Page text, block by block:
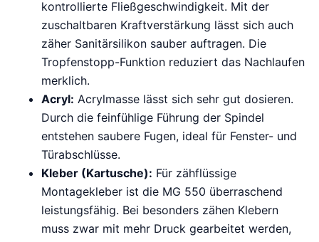
kontrollierte Fließgeschwindigkeit. Mit der
zuschaltbaren Kraftverstärkung lässt sich auch
zäher Sanitärsilikon sauber auftragen. Die
Tropfenstopp-Funktion reduziert das Nachlaufen
merklich.
Acryl: Acrylmasse lässt sich sehr gut dosieren.
Durch die feinfühlige Führung der Spindel
entstehen saubere Fugen, ideal für Fenster- und
Türabschlüsse.
Kleber (Kartusche): Für zähflüssige
Montagekleber ist die MG 550 überraschend
leistungsfähig. Bei besonders zähen Klebern
muss zwar mit mehr Druck gearbeitet werden,